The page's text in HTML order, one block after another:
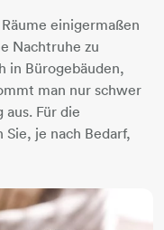
einigermaßen
Nachtruhe zu
in Bürogebäuden,
man nur schwer
Für die
Sie, je nach Bedarf,